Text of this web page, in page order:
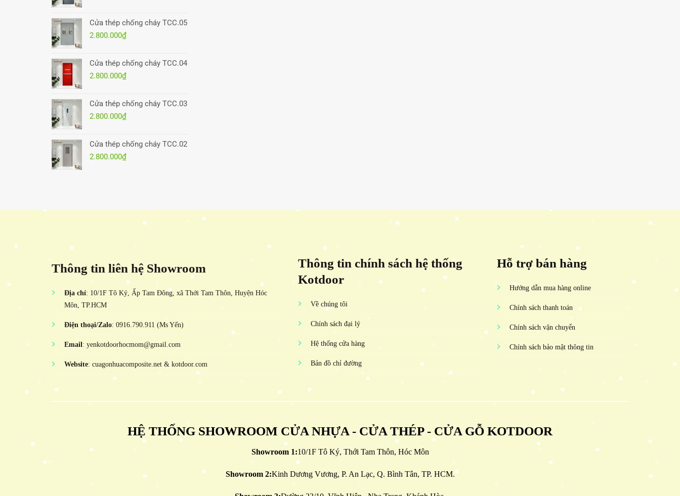
Cửa thép chống cháy TCC.05
2.800.000₫
Cửa thép chống cháy TCC.04
2.800.000₫
Cửa thép chống cháy TCC.03
2.800.000₫
Cửa thép chống cháy TCC.02
2.800.000₫
Thông tin liên hệ Showroom
Địa chỉ: 10/1F Tô Ký, Ấp Tam Đông, xã Thới Tam Thôn, Huyện Hóc
Môn, TP.HCM
Điện thoại/Zalo: 0916.790.911 (Ms Yến)
Email: yenkotdoorhocmom@gmail.com
Website: cuagonhuacomposite.net & kotdoor.com
Thông tin chính sách hệ thống
Kotdoor
Về chúng tôi
Chính sách đại lý
Hệ thống cửa hàng
Bản đồ chỉ đường
Hỗ trợ bán hàng
Hướng dẫn mua hàng online
Chính sách thanh toán
Chính sách vận chuyển
Chính sách bảo mật thông tin
HỆ THỐNG SHOWROOM CỬA NHỰA - CỬA THÉP - CỬA GỖ KOTDOOR
Showroom 1:10/1F Tô Ký, Thới Tam Thôn, Hóc Môn
Showroom 2:Kinh Dương Vương, P. An Lạc, Q. Bình Tân, TP. HCM.